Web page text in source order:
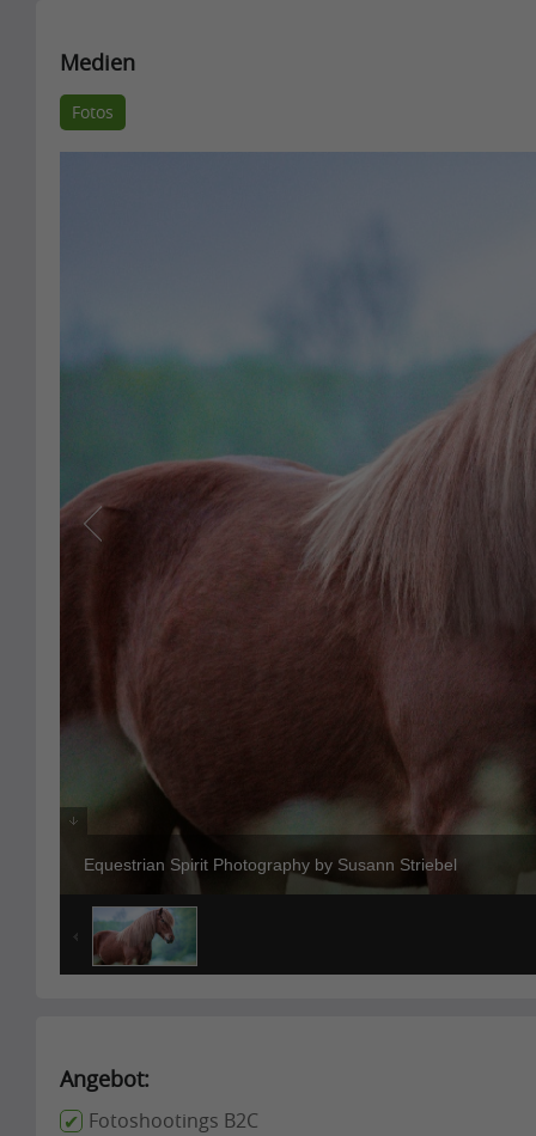
Medien
Fotos
Equestrian Spirit Photography by Susann Striebel
Angebot:
Fotoshootings B2C